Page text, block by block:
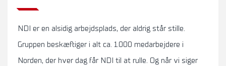
NDI er en alsidig arbejdsplads, der aldrig står stille.
Gruppen beskæftiger i alt ca. 1.000 medarbejdere i
Norden, der hver dag får NDI til at rulle. Og når vi siger